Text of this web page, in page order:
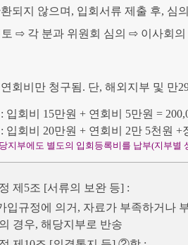
되지 않으며, 입회서류 제출 후, 심
⇨ 각 분과 위원회 심의 ⇨ 이사회
회비만 청구됨. 단, 해외지부 및 만
회비 15만원 + 연회비 5만원 =
입회비 20만원 + 연회비 2만 5천원 +
지부에도 별도의 입회등록비를 납부(지부
제5조 [서류의 보완 등] :
입규정에 의거, 자료가 부족하거나
경우, 해당지부로 반송